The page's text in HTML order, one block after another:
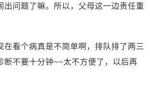
出问题了嘛。所以，父母这一边责任重
在看个病真是不简单啊，排队排了两三
断不要十分钟~~太不方便了，以后再